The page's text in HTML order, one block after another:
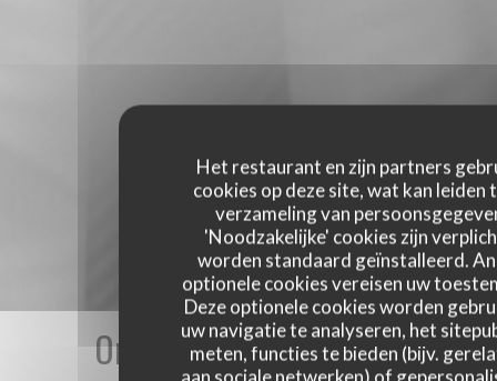
Het restaurant en zijn partners
cookies op deze site, wat kan leiden
verzameling van
'Noodzakelijke' cookies zijn
worden standaard geïnstalleerd.
optionele cookies vereisen uw
Deze optionele cookies worden
uw navigatie te analyseren, het
meten, functies te bieden (bijv.
Onze gastbeoordelingen